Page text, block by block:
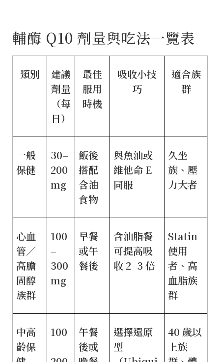
輔酶 Q10 劑量與吃法一覽表
類別
建議
劑量
（每
日）
最佳
服用
時機
吸收小技
巧
適合族
群
一般
保健
30–
200
mg
飯後
搭配
含油
食物
與魚油或
維他命 E
同服
久坐
族、壓
力大者
心血
管／
高膽
固醇
族群
100
–
300
mg
早餐
或午
餐後
含油脂餐
可提高吸
收 2–3 倍
Statin
使用
者、高
血脂族
群
中高
齡保
100
–
午餐
後或
選擇還原
型
40 歲以
上族